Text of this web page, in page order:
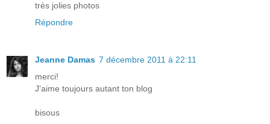
très jolies photos
Répondre
Jeanne Damas 7 décembre 2011 à 22:11
merci!
J'aime toujours autant ton blog
bisous